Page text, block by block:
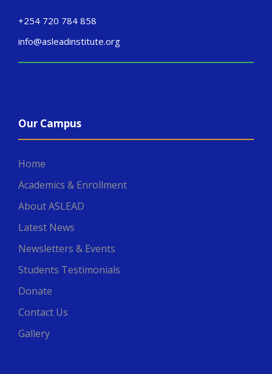
+254 720 784 858
info@asleadinstitute.org
Our Campus
Home
Academics & Enrollment
About ASLEAD
Latest News
Newsletters & Events
Students Testimonials
Donate
Contact Us
Gallery